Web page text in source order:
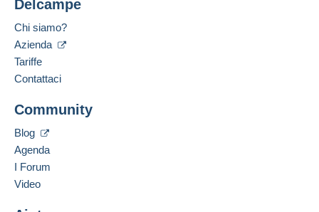
Delcampe
Chi siamo?
Azienda
Tariffe
Contattaci
Community
Blog
Agenda
I Forum
Video